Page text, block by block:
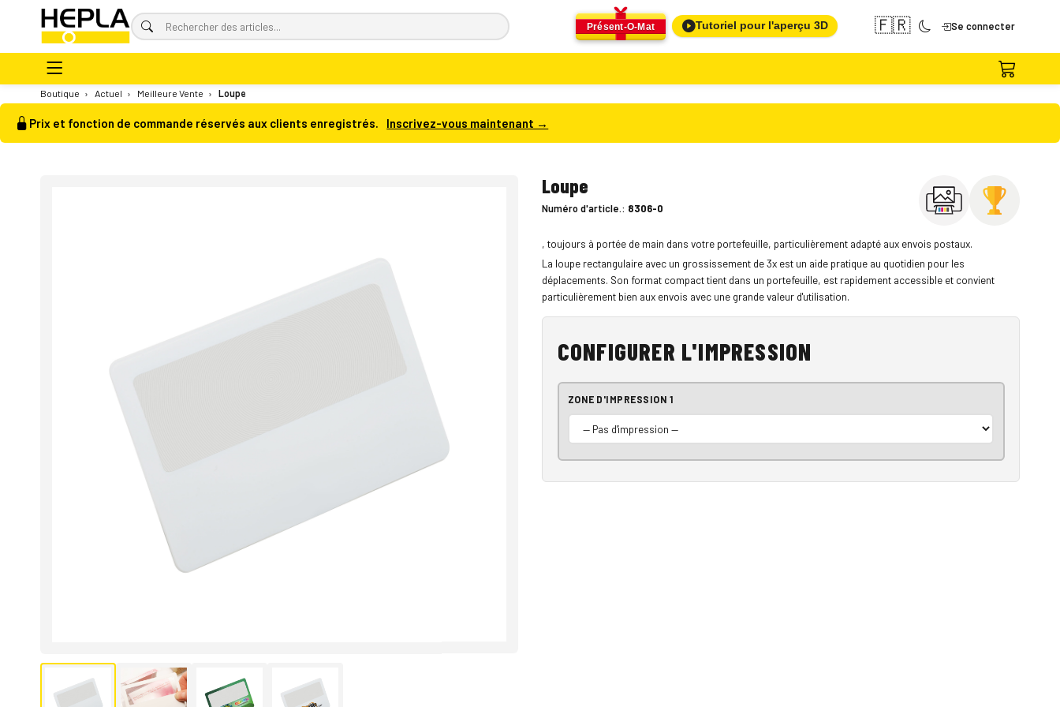
Présent-O-Mat Tutoriel pour l'aperçu 3D 🇫🇷 Se connecter
Boutique › Actuel › Meilleure Vente › Loupe
Prix et fonction de commande réservés aux clients enregistrés. Inscrivez-vous maintenant →
Loupe
Numéro d'article.: 8306-0
, toujours à portée de main dans votre portefeuille, particulièrement adapté aux envois postaux.
La loupe rectangulaire avec un grossissement de 3x est un aide pratique au quotidien pour les
déplacements. Son format compact tient dans un portefeuille, est rapidement accessible et convient
particulièrement bien aux envois avec une grande valeur d'utilisation.
CONFIGURER L'IMPRESSION
ZONE D'IMPRESSION 1